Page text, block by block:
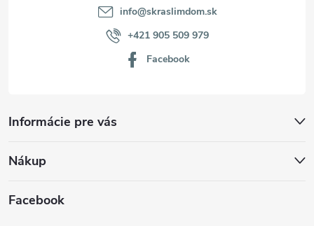
Informácie pre vás
Nákup
info@skraslimdom.sk
+421 905 509 979
Facebook
Facebook